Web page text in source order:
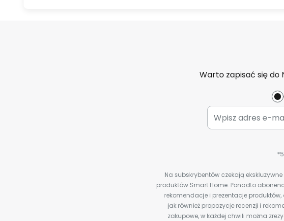
Warto zapisać się do
Na subskrybentów czekają
produktów Smart Home. Ponadto
rekomendacje i prezentacje
jak również propozycje recenzji i
zakupowe, w każdej chwili można